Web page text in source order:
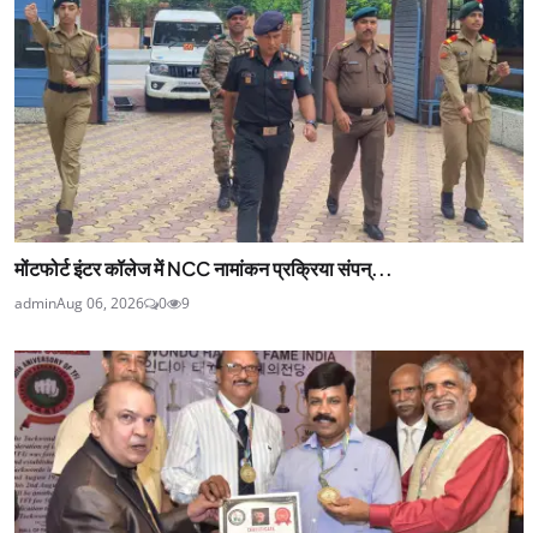
मोंटफोर्ट इंटर कॉलेज में NCC नामांकन प्रक्रिया संपन्...
adminAug 06, 2026 0 9